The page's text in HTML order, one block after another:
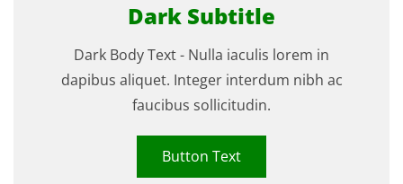
Dark Subtitle
Dark Body Text - Nulla iaculis lorem in
dapibus aliquet. Integer interdum nibh ac
faucibus sollicitudin.
Button Text